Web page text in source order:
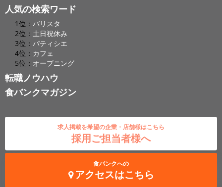
人気の検索ワード
1位： バリスタ
2位： 土日祝休み
3位： パティシエ
4位： カフェ
5位： オープニング
転職ノウハウ
食バンクマガジン
求人掲載を希望の企業・店舗様はこちら
採用ご担当者様へ
食バンクへの
アクセスはこちら